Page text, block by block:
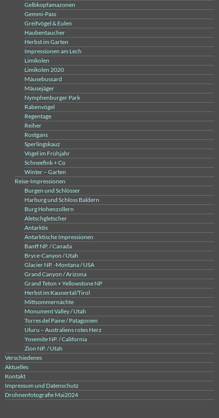
Gelbkopfamazonen
Gemmi-Pass
Greifvögel & Eulen
Haubentaucher
Herbst im Garten
Impressionen am Lech
Limikolen
Limikolen 2020
Mäusebussard
Mäusejäger
Nymphenburger Park
Rabenvögel
Regentage
Reiher
Rostgans
Sperlingskauz
Vögel im Frühjahr
Schneefink + Co
Winter – Garten
Reise-Impressionen
Burgen und Schlösser
Harburg und Schloss Baldern
Burg Hohenzollern
Aletschgletscher
Antarktis
Antarktische Impressionen
Banff NP. / Canada
Bryce-Canyon / Utah
Glacier NP. -Montana / USA
Grand Canyon / Arizona
Grand Teton + Yellowstone NP
Herbst im Kaunertal/Tirol
Mittsommernächte
Monument Valley / Utah
Torres del Paine / Patagonien
Uluru – Australiens rotes Herz
Yosemite NP. / California
Zion NP. / Utah
Verschiedenes
Aktuelles
Kontakt
Impressum und Datenschutz
Drohnenfotografie Mai2024